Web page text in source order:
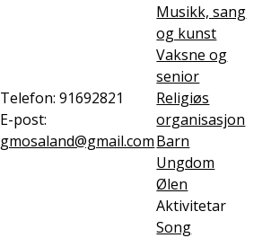
Telefon:91692821
E-post:
gmosaland@gmail.com
Musikk, sang
og kunst
Vaksne og
senior
Religiøs
organisasjon
Barn
Ungdom
Ølen
Aktivitetar
Song